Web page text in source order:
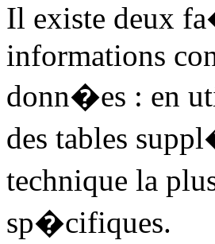
Il existe deux
informations
donn�es : en
des tables
technique la
sp�cifiques.